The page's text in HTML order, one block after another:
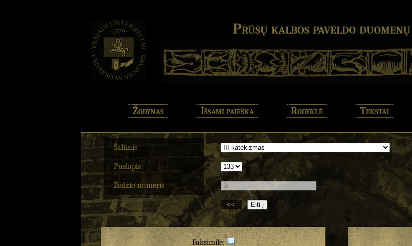
Prūsų kalbos paveldo
Žodynas Išsami paieška Rodyklė Tekstai
Šaltinis
Puslapis
Žodžio numeris
<<
Faksimilė: